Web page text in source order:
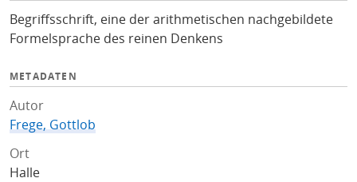
f
o
Begriffsschrift, eine der arithmetischen nachgebildete
Formelsprache des reinen Denkens
METADATEN
Autor
Frege, Gottlob
Ort
Halle